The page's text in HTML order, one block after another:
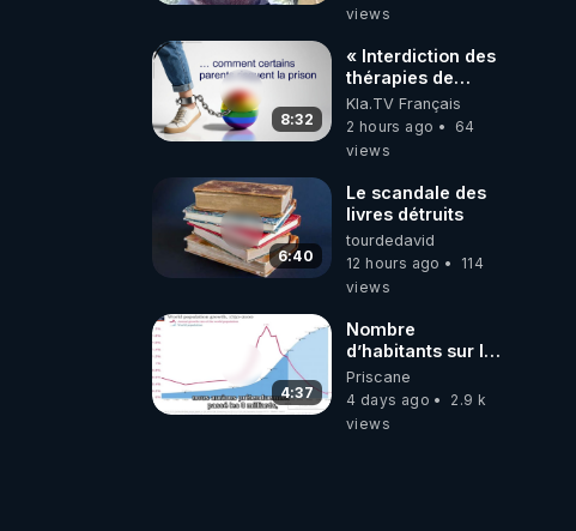
views
8:32
« Interdiction des
thérapies de
conversion »
Kla.TV Français
2 hours ago
64
views
6:40
Le scandale des
livres détruits
tourdedavid
12 hours ago
114
views
4:37
Nombre
d’habitants sur la
planète Terre…
Priscane
4 days ago
2.9 k
views